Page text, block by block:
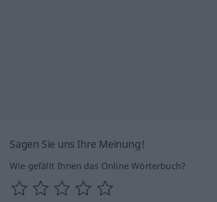
Sagen Sie uns Ihre Meinung!
Wie gefällt Ihnen das Online Wörterbuch?